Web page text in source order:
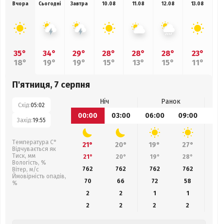
Вчора
35°
18°
Сьогодні
34°
19°
Завтра
29°
19°
10.08
28°
15°
11.08
28°
13°
12.08
28°
15°
13.08
23°
11°
П'ятниця, 7 серпня
Схід:05:02
Захід:19:55
Температура С°
Відчувається як
Тиск, мм
Вологість, %
Вітер, м/с
Ймовірність опадів,
%
Ніч
Ранок
00:00
03:00 06:00 09:00
21° 20° 19° 27°
21° 20° 19° 28°
762
762 762 762
70
66 72 58
2
2 1
1
2
2 2 2